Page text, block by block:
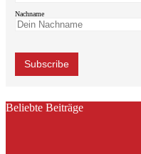
Nachname
Beliebte Beiträge